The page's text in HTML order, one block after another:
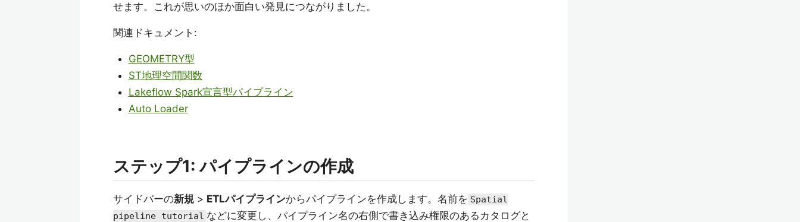
せます。これが思いのほか面白い発見につながりました。
関連ドキュメント:
GEOMETRY型
ST地理空間関数
Lakeflow Spark宣言型パイプライン
Auto Loader
ステップ1: パイプラインの作成
サイドバーの新規 > ETLパイプラインからパイプラインを作成します。名前を Spatial
pipeline tutorial などに変更し、パイプライン名の右側で書き込み権限のあるカタログと